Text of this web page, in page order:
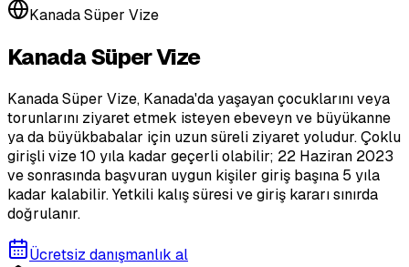
Kanada Süper Vize
Kanada Süper Vize
Kanada Süper Vize, Kanada'da yaşayan çocuklarını veya
torunlarını ziyaret etmek isteyen ebeveyn ve büyükanne
ya da büyükbabalar için uzun süreli ziyaret yoludur. Çoklu
girişli vize 10 yıla kadar geçerli olabilir; 22 Haziran 2023
ve sonrasında başvuran uygun kişiler giriş başına 5 yıla
kadar kalabilir. Yetkili kalış süresi ve giriş kararı sınırda
doğrulanır.
Ücretsiz danışmanlık al